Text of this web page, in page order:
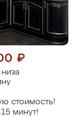
₽
стоимость!
минут!